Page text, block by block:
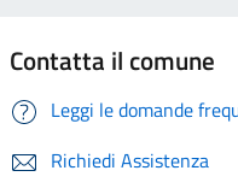
Contatta il comune
Leggi le domande
Richiedi Assistenza